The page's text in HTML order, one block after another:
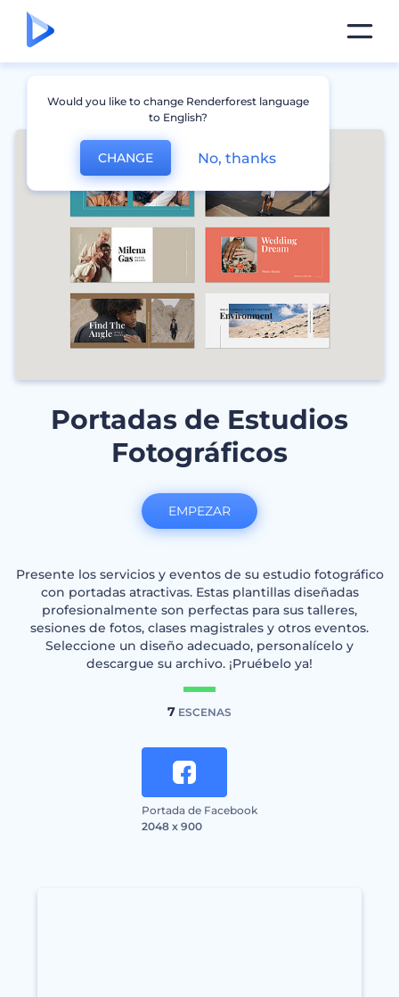
Portadas de Estudios
Fotográficos
Presente los servicios y eventos de su estudio fotográfico
con portadas atractivas. Estas plantillas diseñadas
profesionalmente son perfectas para sus talleres,
sesiones de fotos, clases magistrales y otros eventos.
Seleccione un diseño adecuado, personalícelo y
descargue su archivo. ¡Pruébelo ya!
7 ESCENAS
Portada de Facebook
2048 x 900
EMPEZAR
Would you like to change Renderforest language
to English?
CHANGE No, thanks